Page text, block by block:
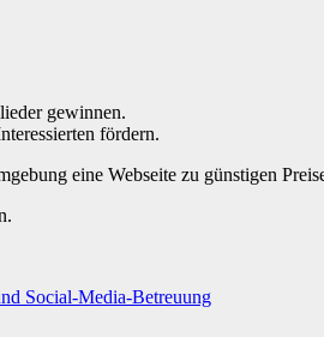
gewinnen.
fördern.
eine Webseite zu günstigen
Social-Media-Betreuung